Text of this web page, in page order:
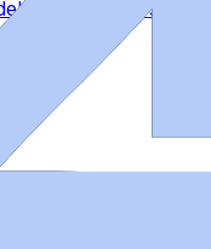
incendio forestal